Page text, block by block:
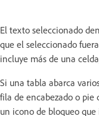
El texto seleccionado
que el seleccionado
incluye más de una
Si una tabla abarca
fila de encabezado o pie
un icono de bloqueo